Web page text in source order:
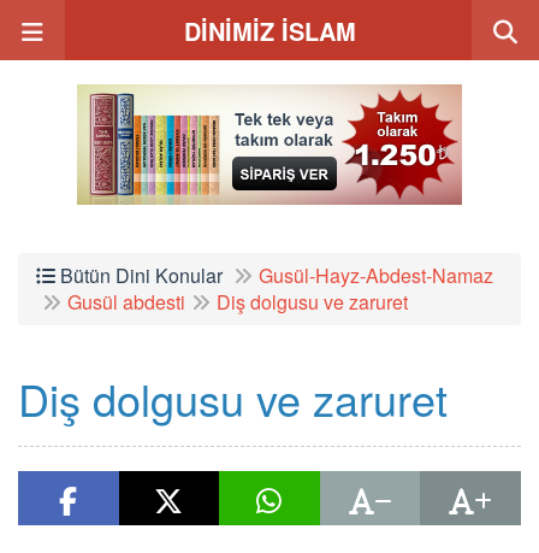
DİNİMİZ İSLAM
Bütün Dini Konular
Gusül-Hayz-Abdest-Namaz
Gusül abdesti
Diş dolgusu ve zaruret
Diş dolgusu ve zaruret